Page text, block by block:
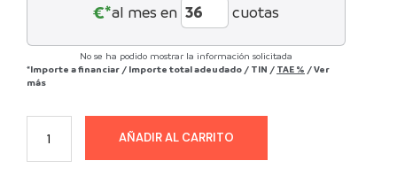
€*al mes en cuotas
No se ha podido mostrar la información solicitada
*Importe a financiar / Importe total adeudado / TIN / TAE % /Ver
más
AÑADIR AL CARRITO